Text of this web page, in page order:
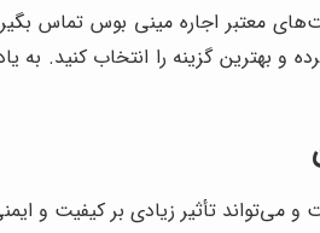
دربستی در تهران در سال 1403، توصیه می‌شود با شرکت‌های
بهترین گزینه را انتخاب کنید. به
می‌تواند تأثیر زیادی بر کیفیت و